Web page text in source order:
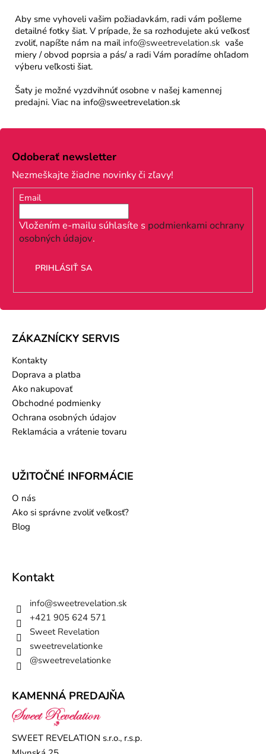
Aby sme vyhoveli vašim požiadavkám, radi vám pošleme
detailné fotky šiat. V prípade, že sa rozhodujete akú veľkosť
zvoliť, napíšte nám na mail info@sweetrevelation.sk vaše
miery / obvod poprsia a pás/ a radi Vám poradíme ohľadom
výberu veľkosti šiat.
Šaty je možné vyzdvihnúť osobne v našej kamennej
predajni. Viac na info@sweetrevelation.sk
Z
Odoberať newsletter
Nezmeškajte žiadne novinky či zľavy!
Email
Vložením e-mailu súhlasíte s podmienkami ochrany
osobných údajov.
PRIHLÁSIŤ SA
ZÁKAZNÍCKY SERVIS
Kontakty
Doprava a platba
Ako nakupovať
Obchodné podmienky
Ochrana osobných údajov
Reklamácia a vrátenie tovaru
UŽITOČNÉ INFORMÁCIE
O nás
Ako si správne zvoliť veľkosť?
Blog
Kontakt
info@sweetrevelation.sk
+421 905 624 571
Sweet Revelation
sweetrevelationke
@sweetrevelationke
KAMENNÁ PREDAJŇA
SWEET REVELATION s.r.o., r.s.p.